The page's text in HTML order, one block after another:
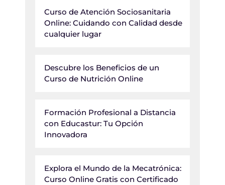
Curso de Atención Sociosanitaria
Online: Cuidando con Calidad desde
cualquier lugar
Descubre los Beneficios de un
Curso de Nutrición Online
Formación Profesional a Distancia
con Educastur: Tu Opción
Innovadora
Explora el Mundo de la Mecatrónica:
Curso Online Gratis con Certificado